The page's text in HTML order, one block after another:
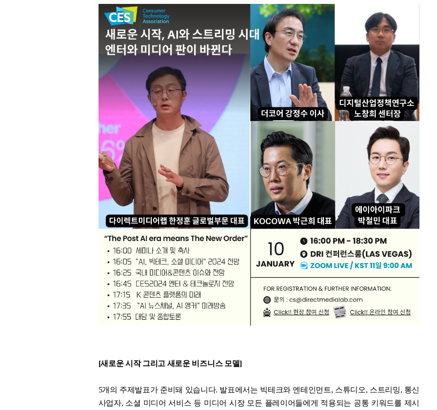
[새로운 시작 그리고 새로운 비즈니스 모델]
5개의 주제발표가 준비돼 있습니다. 발표에서는 빅테크와 엔테인먼트, 스튜디오, 스트리밍, 통신
사업자, 소셜 미디어 서비스 등 미디어 시장 모든 플레이어들에게 적용되는 공통 키워드를 제시